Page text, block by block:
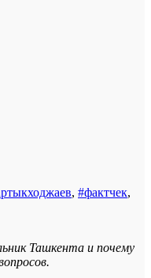
, #фактчек,
Ташкента и почему